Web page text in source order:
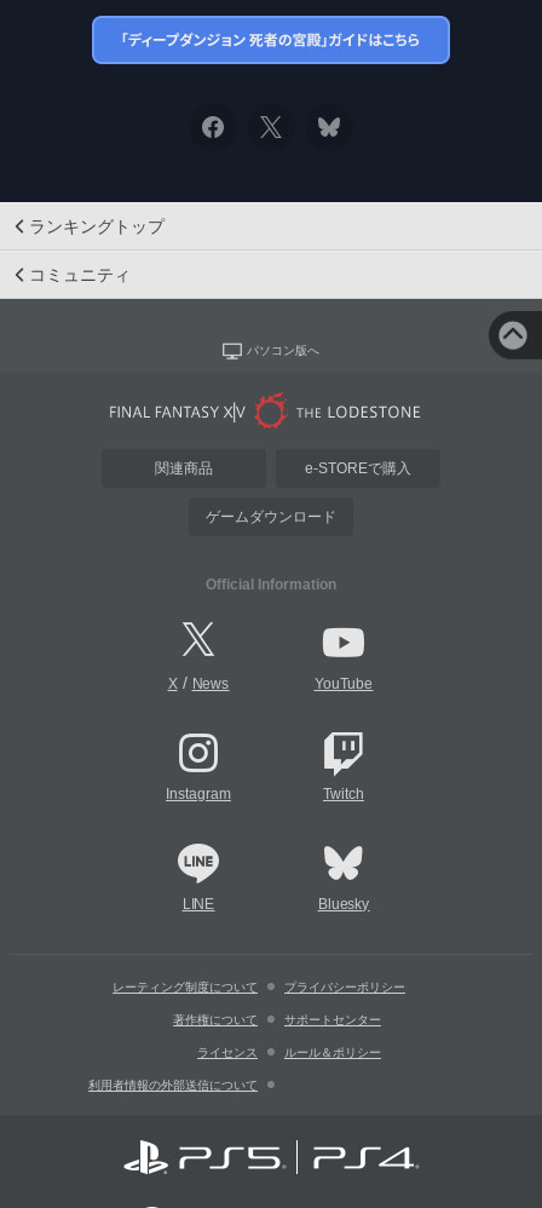
ランキングトップ
コミュニティ
パソコン版へ
関連商品 e-STOREで購入
ゲームダウンロード
Official Information
X/ News YouTube
Instagram Twitch
LINE Bluesky
レーティング制度について プライバシーポリシー
著作権について サポートセンター
ライセンス ルール＆ポリシー
利用者情報の外部送信について